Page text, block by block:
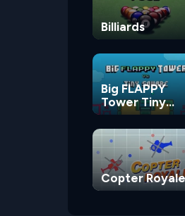
Billiards
Big FLAPPY
Tower Tiny
Square
Copter Royale